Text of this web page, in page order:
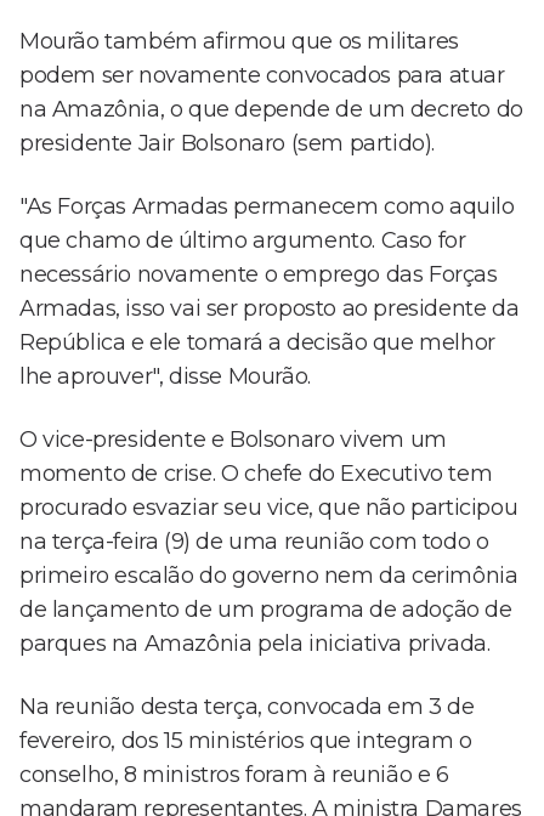
Mourão também afirmou que os militares
podem ser novamente convocados para atuar
na Amazônia, o que depende de um decreto do
presidente Jair Bolsonaro (sem partido).
"As Forças Armadas permanecem como aquilo
que chamo de último argumento. Caso for
necessário novamente o emprego das Forças
Armadas, isso vai ser proposto ao presidente da
República e ele tomará a decisão que melhor
lhe aprouver", disse Mourão.
O vice-presidente e Bolsonaro vivem um
momento de crise. O chefe do Executivo tem
procurado esvaziar seu vice, que não participou
na terça-feira (9) de uma reunião com todo o
primeiro escalão do governo nem da cerimônia
de lançamento de um programa de adoção de
parques na Amazônia pela iniciativa privada.
Na reunião desta terça, convocada em 3 de
fevereiro, dos 15 ministérios que integram o
conselho, 8 ministros foram à reunião e 6
mandaram representantes. A ministra Damares